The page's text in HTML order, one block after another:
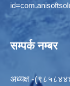
सम्पर्क नम्बर
अध्यक्ष -